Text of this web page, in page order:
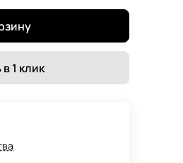
1 клик